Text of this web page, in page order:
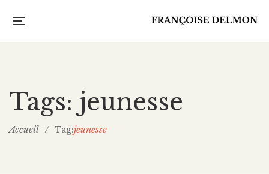
Tags: jeunesse
Accueil / Tag:jeunesse